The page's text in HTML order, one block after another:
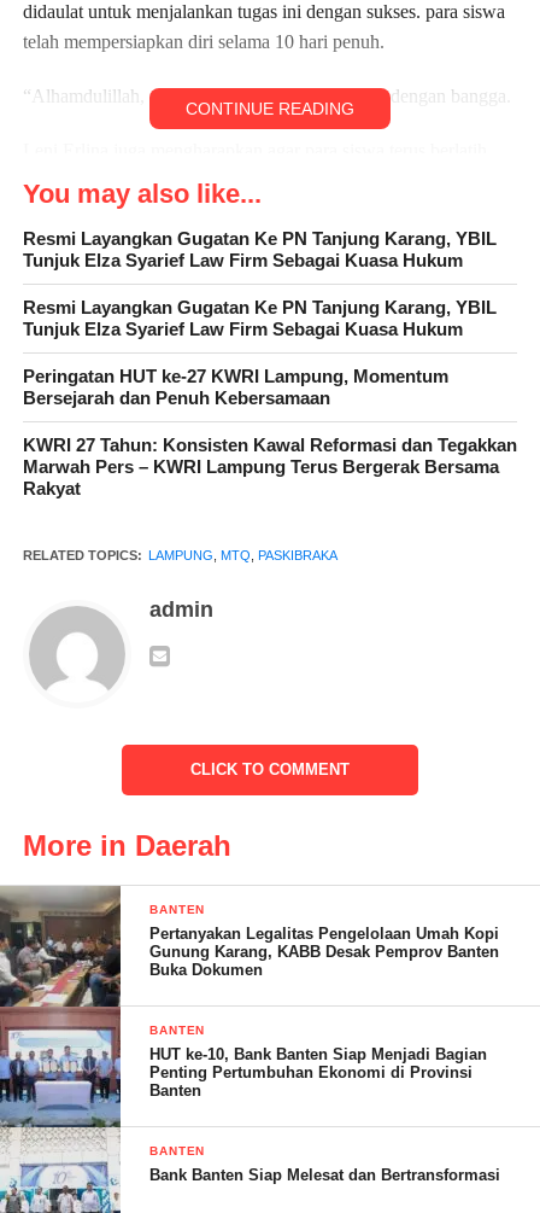
didaulat untuk menjalankan tugas ini dengan sukses. para siswa
telah mempersiapkan diri selama 10 hari penuh.
“Alhamdulillah, mereka tampil sukses,” ujarnya dengan bangga.
lebih giat lagi untuk bisa mengulang prestasi di tingkat provinsi
Lampung dan mengikuti jejak kakak-kakak mereka yang pernah
menjadi PASKIBRAKA Nasional pada tahun 2012.
akrab dipanggil Bunda Eva, memberikan motivasi kepada para
qori dan qoriah agar tetap semangat bertanding dan nantinya
dapat mempertahankan gelar juara di tingkat provinsi.
Di tempat yang sama, Ketua LPTQ Provinsi Lampung yang
juga menjabat sebagai Asisten Pemerintahan dan Kesra Provinsi
Lampung, Qudrotul Ikhwan, menekankan pentingnya
Lampung. “Hal ini penting agar kaderisasi berjalan dengan baik
Dengan semangat dan persiapan yang matang, diharapkan
seluruh peserta dan pendukung acara MTQ ke-53 dapat
SOLA. (RG)
Post Views: 18
CONTINUE READING
You may also like...
Resmi Layangkan Gugatan Ke PN Tanjung Karang, YBIL
Tunjuk Elza Syarief Law Firm Sebagai Kuasa Hukum
Resmi Layangkan Gugatan Ke PN Tanjung Karang, YBIL
Tunjuk Elza Syarief Law Firm Sebagai Kuasa Hukum
Peringatan HUT ke-27 KWRI Lampung, Momentum
Bersejarah dan Penuh Kebersamaan
KWRI 27 Tahun: Konsisten Kawal Reformasi dan Tegakkan
Marwah Pers – KWRI Lampung Terus Bergerak Bersama
Rakyat
RELATED TOPICS: LAMPUNG MTQ PASKIBRAKA
admin
CLICK TO COMMENT
More in Daerah
BANTEN
Pertanyakan Legalitas Pengelolaan Umah Kopi
Gunung Karang, KABB Desak Pemprov Banten
Buka Dokumen
BANTEN
HUT ke-10, Bank Banten Siap Menjadi Bagian
Penting Pertumbuhan Ekonomi di Provinsi
Banten
BANTEN
Bank Banten Siap Melesat dan Bertransformasi